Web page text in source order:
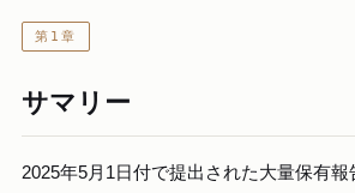
第1章
サマリー
2025年5月1日付で提出された大量保有